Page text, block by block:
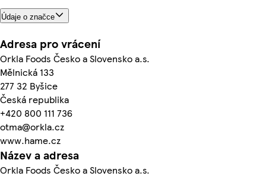
Údaje o značce
Adresa pro vrácení
Orkla Foods Česko a Slovensko a.s.
Mělnická 133
277 32 Byšice
Česká republika
+420 800 111 736
otma@orkla.cz
www.hame.cz
Název a adresa
Orkla Foods Česko a Slovensko a.s.